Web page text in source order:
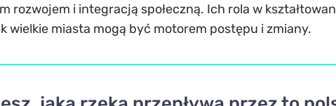
rozwojem i integracją społeczną. Ich rola w
wielkie miasta mogą być motorem postępu i zmiany.